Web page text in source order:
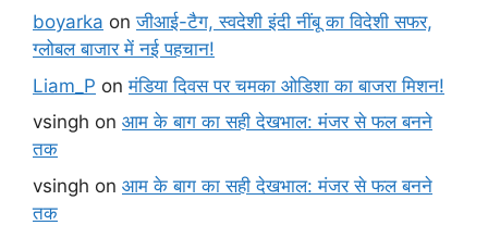
boyarka onजीआई-टैग, स्वदेशी इंदी नींबू का विदेशी सफर,
ग्लोबल बाजार में नई पहचान!
Liam_P onमंडिया दिवस पर चमका ओडिशा का बाजरा मिशन!
vsingh on आम के बाग का सही देखभाल: मंजर से फल बनने
तक
vsingh on आम के बाग का सही देखभाल: मंजर से फल बनने
तक